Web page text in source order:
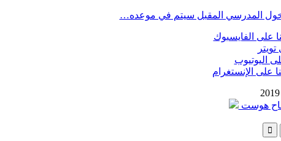
المدرسي المقبل سیتم في موعده…
على الفايسبوك
اليوتيوب
على الإنستغرام
هوست